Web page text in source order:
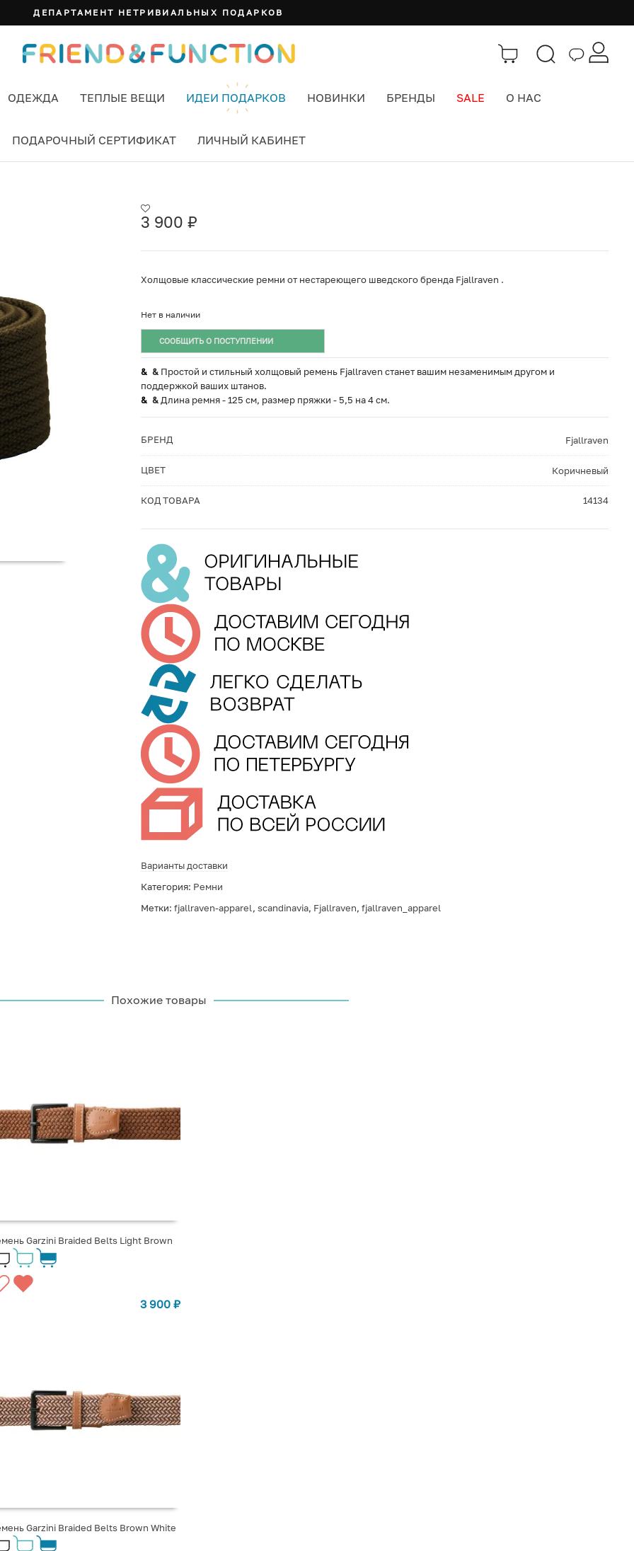
ДЕПАРТАМЕНТ НЕТРИВИАЛЬНЫХ ПОДАРКОВ
ОДЕЖДА ТЕПЛЫЕ ВЕЩИ ИДЕИ ПОДАРКОВ НОВИНКИ БРЕНДЫ SALE О НАС
ПОДАРОЧНЫЙ СЕРТИФИКАТ ЛИЧНЫЙ КАБИНЕТ
3 900 ₽
Холщовые классические ремни от нестареющего шведского бренда Fjallraven .
Нет в наличии
СООБЩИТЬ О ПОСТУПЛЕНИИ
&Простой и стильный холщовый ремень Fjallraven станет вашим незаменимым другом и
поддержкой ваших штанов.
&Длина ремня - 125 см, размер пряжки - 5,5 на 4 см.
БРЕНД Fjallraven
ЦВЕТ Коричневый
КОД ТОВАРА 14134
Варианты доставки
Категория: Ремни
Метки: fjallraven-apparel, scandinavia, Fjallraven, fjallraven_apparel
Похожие товары
Garzini Braided Belts Light Brown
3 900₽
Garzini Braided Belts Brown White